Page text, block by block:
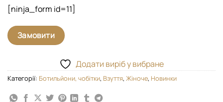
[ninja_form id=11]
Замовити
Додати виріб у вибране
Категорії: Ботильйони, чобітки, Взуття, Жіноче, Новинки